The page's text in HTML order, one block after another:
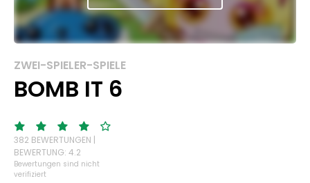
ZWEI-SPIELER-SPIELE
BOMB IT 6
382 BEWERTUNGEN |
BEWERTUNG: 4.2
Bewertungen sind nicht
verifiziert